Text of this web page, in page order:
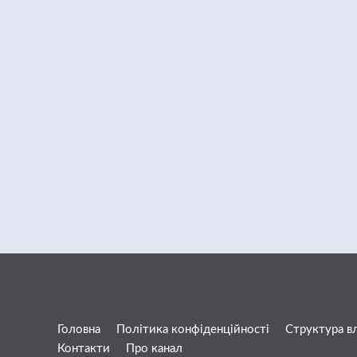
Головна Політика конфіденційності Структура
Контакти
Про канал